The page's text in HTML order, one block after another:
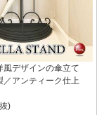
風デザインの傘立て
／アンティーク仕上
)